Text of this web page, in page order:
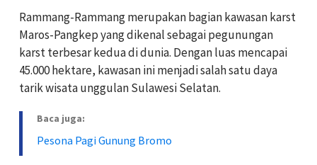
Rammang-Rammang merupakan bagian kawasan karst
Maros-Pangkep yang dikenal sebagai pegunungan
karst terbesar kedua di dunia. Dengan luas mencapai
45.000 hektare, kawasan ini menjadi salah satu daya
tarik wisata unggulan Sulawesi Selatan.
Baca juga:
Pesona Pagi Gunung Bromo